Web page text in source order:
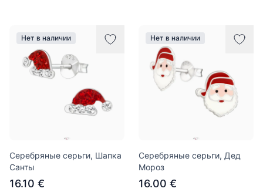
Нет в наличии
Серебряные серьги, Шапка
Санты
16.10 €
Нет в наличии
Серебряные серьги, Дед
Мороз
16.00 €